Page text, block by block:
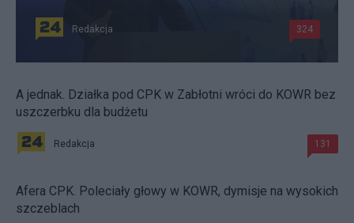
Redakcja 324
A jednak. Działka pod CPK w Zabłotni wróci do KOWR bez
uszczerbku dla budżetu
Redakcja 131
Afera CPK. Poleciały głowy w KOWR, dymisje na wysokich
szczeblach